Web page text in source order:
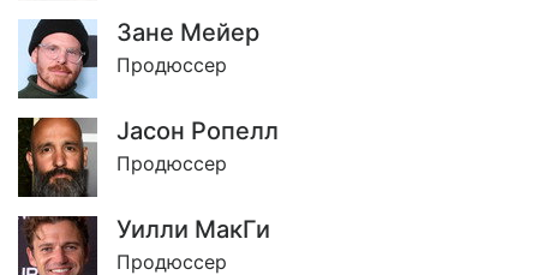
Зане Мейер
Продюссер
Jасон Ропелл
Продюссер
Уилли МакГи
Продюссер